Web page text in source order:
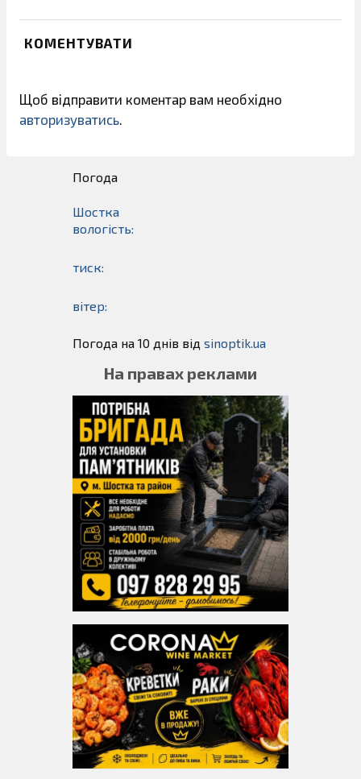
КОМЕНТУВАТИ
Щоб відправити коментар вам необхідно
авторизуватись.
Погода
Шостка
вологість:
тиск:
вітер:
Погода на 10 днів від sinoptik.ua
На правах реклами